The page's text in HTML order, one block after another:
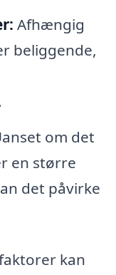
Afhængig
beliggende,
om det
en større
det påvirke
kan